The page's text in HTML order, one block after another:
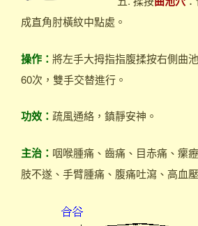
成直角肘橫紋中點處。
操作： 將左手大拇指指腹揉按右側曲
60次，雙手交替進行。
功效： 疏風通絡，鎮靜安神。
主治： 咽喉腫痛、齒痛、目赤痛、瘰
肢不遂、手臂腫痛、腹痛吐瀉、高血